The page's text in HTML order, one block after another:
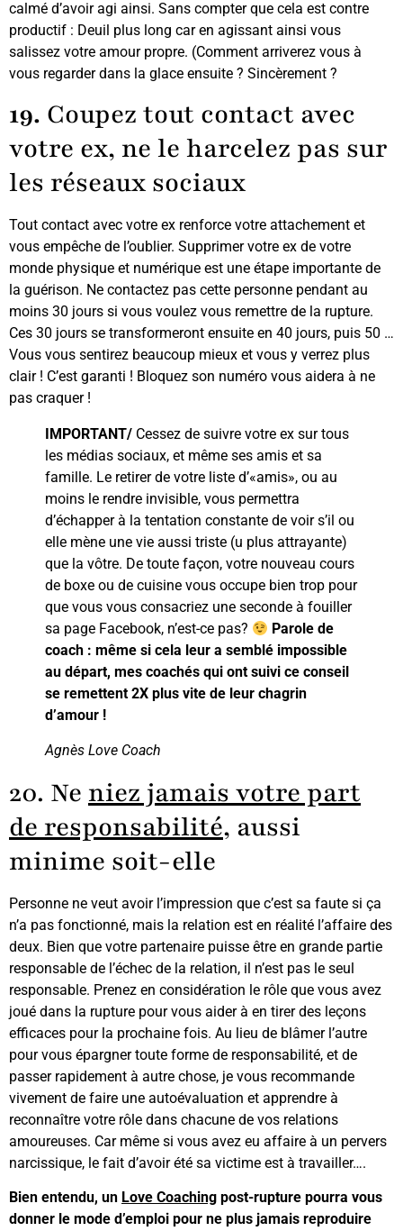
calmé d’avoir agi ainsi. Sans compter que cela est contre
productif : Deuil plus long car en agissant ainsi vous
salissez votre amour propre. (Comment arriverez vous à
vous regarder dans la glace ensuite ? Sincèrement ?
19. Coupez tout contact avec
votre ex, ne le harcelez pas sur
les réseaux sociaux
Tout contact avec votre ex renforce votre attachement et
vous empêche de l’oublier. Supprimer votre ex de votre
monde physique et numérique est une étape importante de
la guérison. Ne contactez pas cette personne pendant au
moins 30 jours si vous voulez vous remettre de la rupture.
Ces 30 jours se transformeront ensuite en 40 jours, puis 50 …
Vous vous sentirez beaucoup mieux et vous y verrez plus
clair ! C’est garanti ! Bloquez son numéro vous aidera à ne
pas craquer !
IMPORTANT/ Cessez de suivre votre ex sur tous
les médias sociaux, et même ses amis et sa
famille. Le retirer de votre liste d’«amis», ou au
moins le rendre invisible, vous permettra
d’échapper à la tentation constante de voir s’il ou
elle mène une vie aussi triste (u plus attrayante)
que la vôtre. De toute façon, votre nouveau cours
de boxe ou de cuisine vous occupe bien trop pour
que vous vous consacriez une seconde à fouiller
sa page Facebook, n’est-ce pas?
Parole de
coach : même si cela leur a semblé impossible
au départ, mes coachés qui ont suivi ce conseil
se remettent 2X plus vite de leur chagrin
d’amour !
Agnès Love Coach
20. Ne niez jamais votre part
de responsabilité, aussi
minime soit-elle
Personne ne veut avoir l’impression que c’est sa faute si ça
n’a pas fonctionné, mais la relation est en réalité l’affaire des
deux. Bien que votre partenaire puisse être en grande partie
responsable de l’échec de la relation, il n’est pas le seul
responsable. Prenez en considération le rôle que vous avez
joué dans la rupture pour vous aider à en tirer des leçons
efficaces pour la prochaine fois. Au lieu de blâmer l’autre
pour vous épargner toute forme de responsabilité, et de
passer rapidement à autre chose, je vous recommande
vivement de faire une autoévaluation et apprendre à
reconnaître votre rôle dans chacune de vos relations
amoureuses. Car même si vous avez eu affaire à un pervers
narcissique, le fait d’avoir été sa victime est à travailler….
Bien entendu, un Love Coaching post-rupture pourra vous
donner le mode d’emploi pour ne plus jamais reproduire